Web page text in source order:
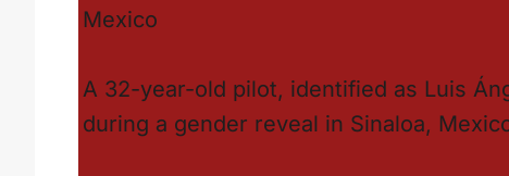
Mexico
A 32-year-old pilot, identified as Luis
during a gender reveal in Sinaloa,